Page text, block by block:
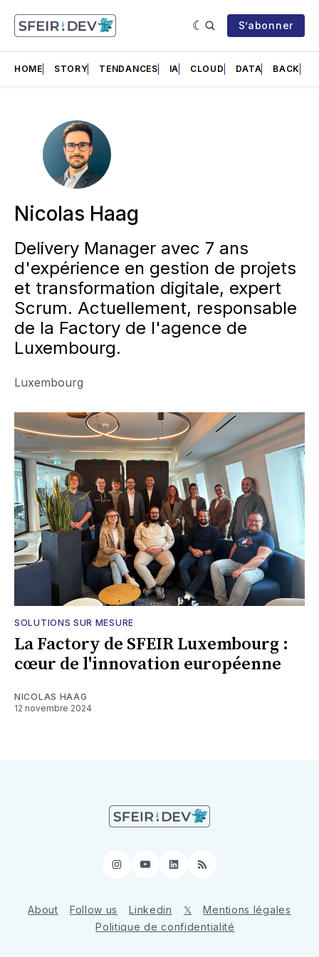
S’abonner
HOME STORY TENDANCES IA CLOUD DATA BACK
Nicolas Haag
Delivery Manager avec 7 ans
d'expérience en gestion de projets
et transformation digitale, expert
Scrum. Actuellement, responsable
de la Factory de l'agence de
Luxembourg.
Luxembourg
SOLUTIONS SUR MESURE
La Factory de SFEIR Luxembourg :
cœur de l'innovation européenne
NICOLAS HAAG
12 novembre 2024
Instagram
YouTubeLinkedIn
RSS
About Follow us Linkedin 𝕏
Mentions légales
Politique de confidentialité